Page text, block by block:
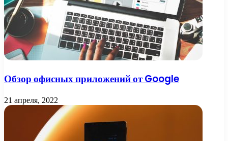
Обзор офисных приложений от Google
21 апреля, 2022